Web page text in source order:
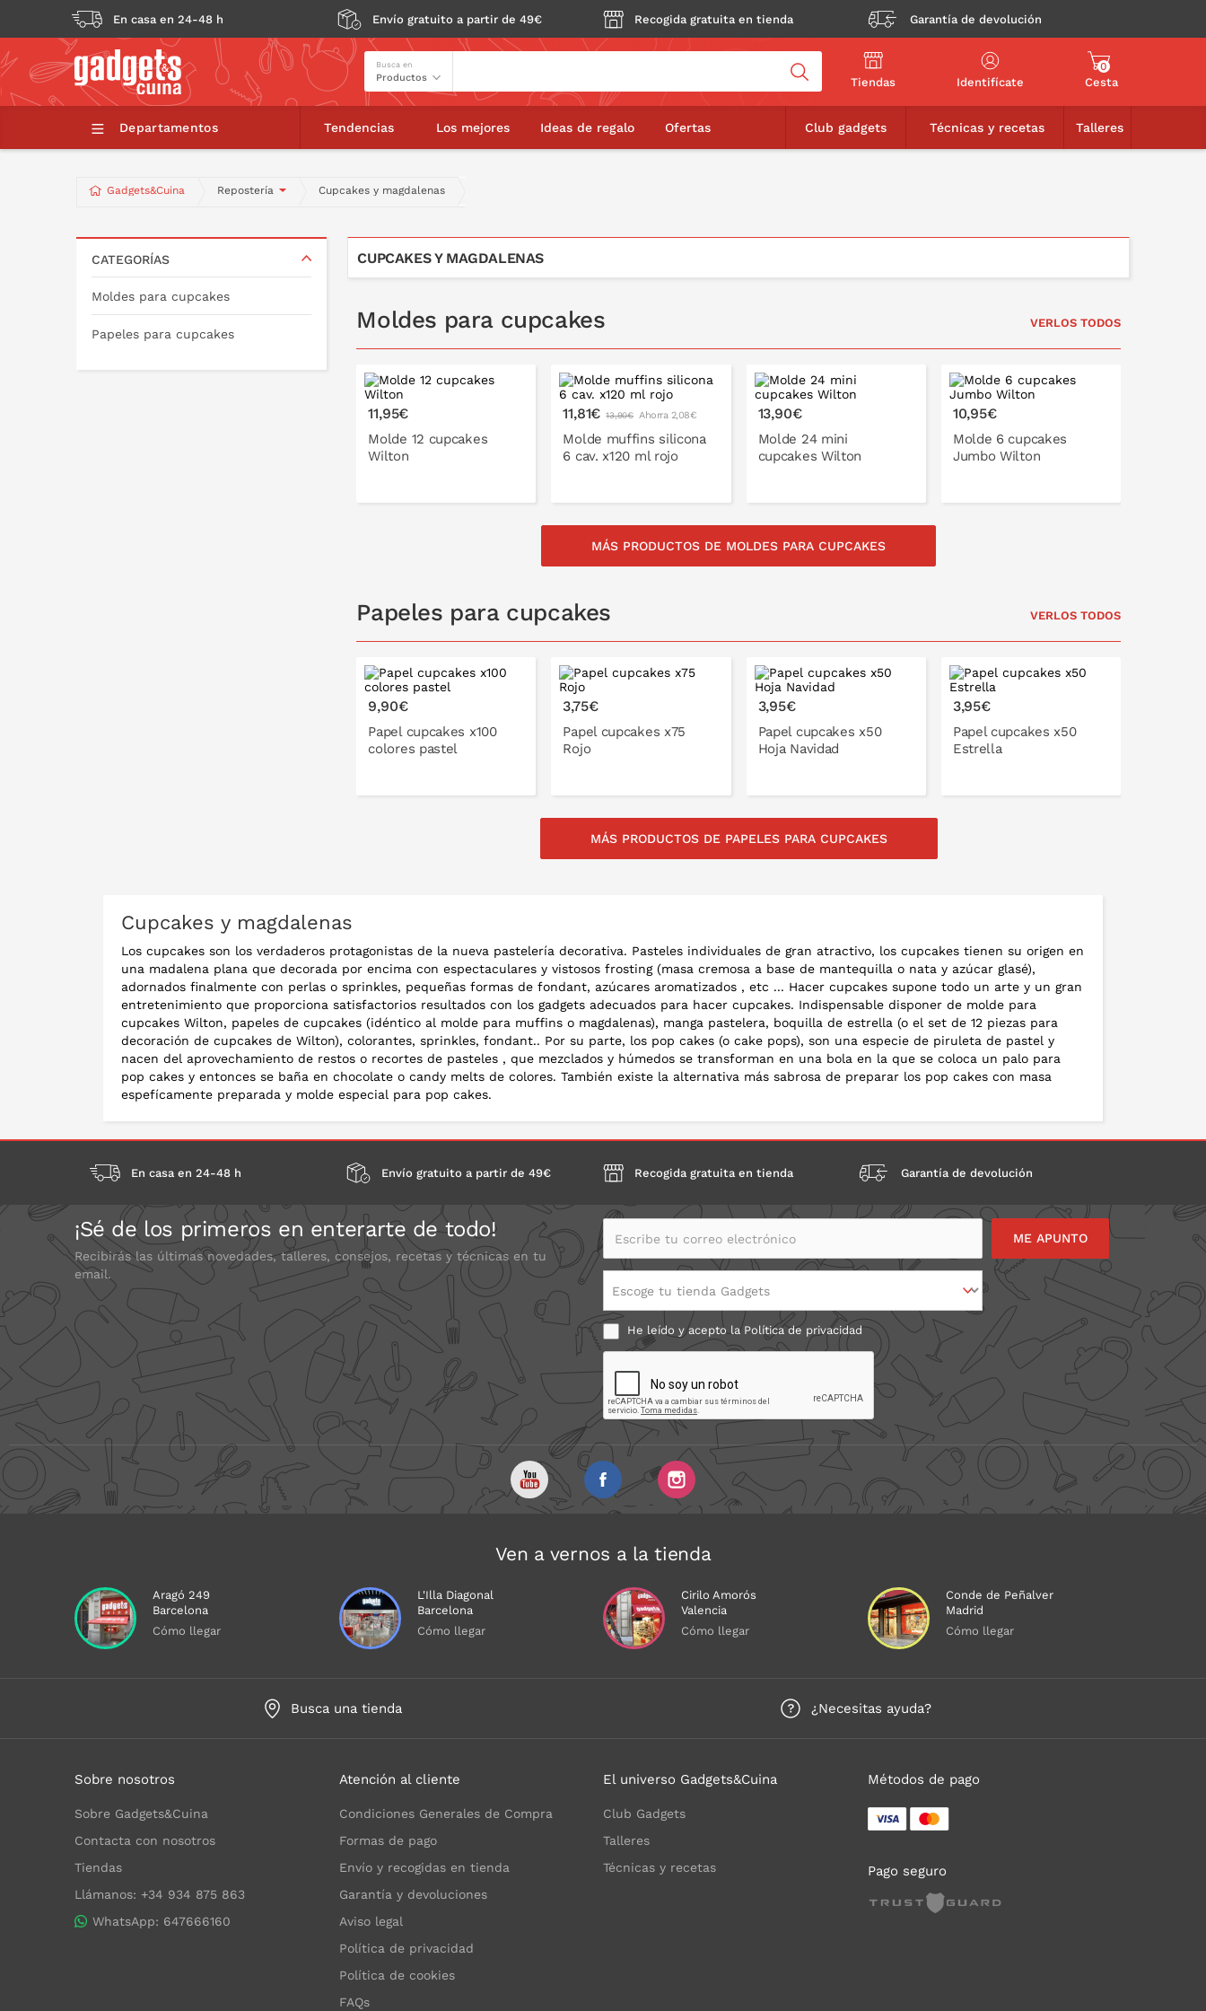
En casa en 24-48 h Envío gratuito a partir de 49€ Recogida gratuita en tienda Garantía de devolución
Busca en
Tiendas Identifícate
0
Cesta
Departamentos Tendencias Los mejores Ideas de regalo Ofertas Club gadgets Técnicas y recetas Talleres
Gadgets&Cuina Repostería Cupcakes y magdalenas
CATEGORÍAS
Moldes para cupcakes
Papeles para cupcakes
CUPCAKES Y MAGDALENAS
Moldes para cupcakes VERLOS TODOS
11,95€
Molde 12 cupcakes
Wilton
11,81€ 13,90€ Ahorra 2,08€
Molde muffins silicona
6 cav. x120 ml rojo
PONLO EN LA CESTA
13,90€
Molde 24 mini
cupcakes Wilton
PONLO EN LA CESTA
10,95€
Molde 6 cupcakes
Jumbo Wilton
MÁS PRODUCTOS DE MOLDES PARA CUPCAKES
Papeles para cupcakes VERLOS TODOS
9,90€
Papel cupcakes x100
colores pastel
3,75€
Papel cupcakes x75
Rojo
PONLO EN LA CESTA
3,95€
Papel cupcakes x50
Hoja Navidad
PONLO EN LA CESTA
3,95€
Papel cupcakes x50
Estrella
MÁS PRODUCTOS DE PAPELES PARA CUPCAKES
Cupcakes y magdalenas
Los cupcakes son los verdaderos protagonistas de la nueva pastelería decorativa. Pasteles individuales de gran atractivo, los cupcakes tienen su origen en
una madalena plana que decorada por encima con espectaculares y vistosos frosting (masa cremosa a base de mantequilla o nata y azúcar glasé),
adornados finalmente con perlas o sprinkles, pequeñas formas de fondant, azúcares aromatizados , etc ... Hacer cupcakes supone todo un arte y un gran
entretenimiento que proporciona satisfactorios resultados con los gadgets adecuados para hacer cupcakes. Indispensable disponer de molde para
cupcakes Wilton, papeles de cupcakes (idéntico al molde para muffins o magdalenas), manga pastelera, boquilla de estrella (o el set de 12 piezas para
decoración de cupcakes de Wilton), colorantes, sprinkles, fondant.. Por su parte, los pop cakes (o cake pops), son una especie de piruleta de pastel y
nacen del aprovechamiento de restos o recortes de pasteles , que mezclados y húmedos se transforman en una bola en la que se coloca un palo para
pop cakes y entonces se baña en chocolate o candy melts de colores. También existe la alternativa más sabrosa de preparar los pop cakes con masa
espefícamente preparada y molde especial para pop cakes.
En casa en 24-48 h Envío gratuito a partir de 49€ Recogida gratuita en tienda Garantía de devolución
¡Sé de los primeros en enterarte de todo!
Recibirás las últimas novedades, talleres, consejos, recetas y técnicas en tu
email.
Escribe tu correo electrónico
Escoge tu tienda Gadgets
He leído y acepto la Política de privacidad
Ven a vernos a la tienda
Aragó 249
Barcelona
Cómo llegar
L'Illa Diagonal
Barcelona
Cómo llegar
Cirilo Amorós
Valencia
Cómo llegar
Conde de Peñalver
Madrid
Cómo llegar
Busca una tienda ¿Necesitas ayuda?
Sobre nosotros
Sobre Gadgets&Cuina
Contacta con nosotros
Tiendas
Llámanos: +34 934 875 863
WhatsApp: 647666160
Atención al cliente
Condiciones Generales de Compra
Formas de pago
Envío y recogidas en tienda
Garantía y devoluciones
Aviso legal
Política de privacidad
Política de cookies
FAQs
El universo Gadgets&Cuina
Club Gadgets
Talleres
Técnicas y recetas
Métodos de pago
Pago seguro